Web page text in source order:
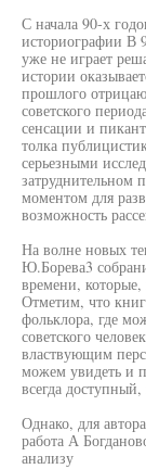
С начала 90-х
историографии В
уже не играет
истории
прошлого
советского
сенсации и
толка
серьезными
затруднительном
моментом для
возможность
На волне новых
Ю.Борева3
времени,
Отметим, что
фольклора, где
советского
властвующим
можем увидеть и
всегда
Однако, для
работа А
анализу